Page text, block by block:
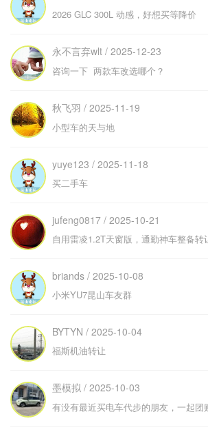
2026 GLC 300L 动感，好想买等降价
永不言弃wlt / 2025-12-23
咨询一下 两款车改选哪个？
秋飞羽 / 2025-11-19
小型车的天与地
yuye123 / 2025-11-18
买二手车
jufeng0817 / 2025-10-21
自用雷凌1.2T天窗版，通勤神车整备转
briands / 2025-10-08
小米YU7昆山车友群
BYTYN / 2025-10-04
福斯机油转让
墨模拟 / 2025-10-03
有没有最近买电车代步的朋友，一起团